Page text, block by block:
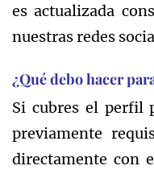
es actualizada
nuestras redes
¿Qué debo hacer
Si cubres el perfil
previamente
directamente con